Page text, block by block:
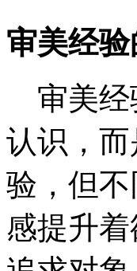
审美经验
审美经
认识，
验，但
感提升